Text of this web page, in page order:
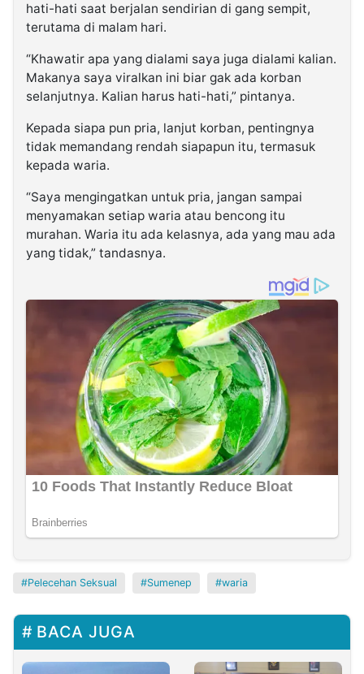
hati-hati saat berjalan sendirian di gang sempit,
terutama di malam hari.
“Khawatir apa yang dialami saya juga dialami kalian.
Makanya saya viralkan ini biar gak ada korban
selanjutnya. Kalian harus hati-hati,” pintanya.
Kepada siapa pun pria, lanjut korban, pentingnya
tidak memandang rendah siapapun itu, termasuk
kepada waria.
“Saya mengingatkan untuk pria, jangan sampai
menyamakan setiap waria atau bencong itu
murahan. Waria itu ada kelasnya, ada yang mau ada
yang tidak,” tandasnya.
Pelecehan Seksual Sumenep waria
BACA JUGA